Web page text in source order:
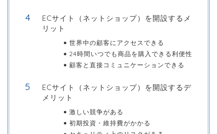
ECサイト（ネットショップ）を開設するメ
リット
世界中の顧客にアクセスできる
24時間いつでも商品を購入できる利便性
顧客と直接コミュニケーションできる
ECサイト（ネットショップ）を開設するデ
メリット
激しい競争がある
初期投資・維持費がかかる